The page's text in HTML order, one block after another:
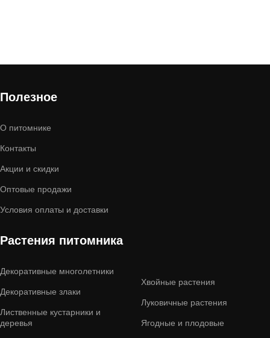
Полезное
О питомнике
Контакты
Акции и скидки
Оптовые продажи
Условия оплаты и доставки
Растения питомника
Декоративные многолетники
Декоративные злаки
Лиственные кустарники и
деревья
Хвойные растения
Луковичные растения
Ягодные и плодовые